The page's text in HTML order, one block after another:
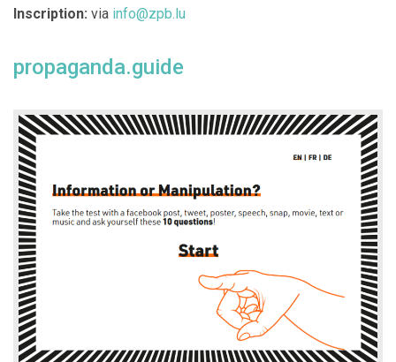
Inscription: via info@zpb.lu
propaganda.guide